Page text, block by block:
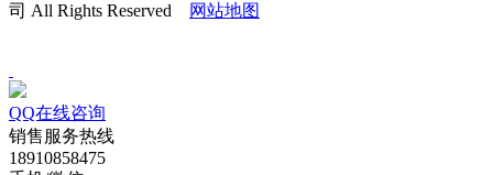
司 All Rights Reserved
网站地图
QQ在线咨询
销售服务热线
18910858475